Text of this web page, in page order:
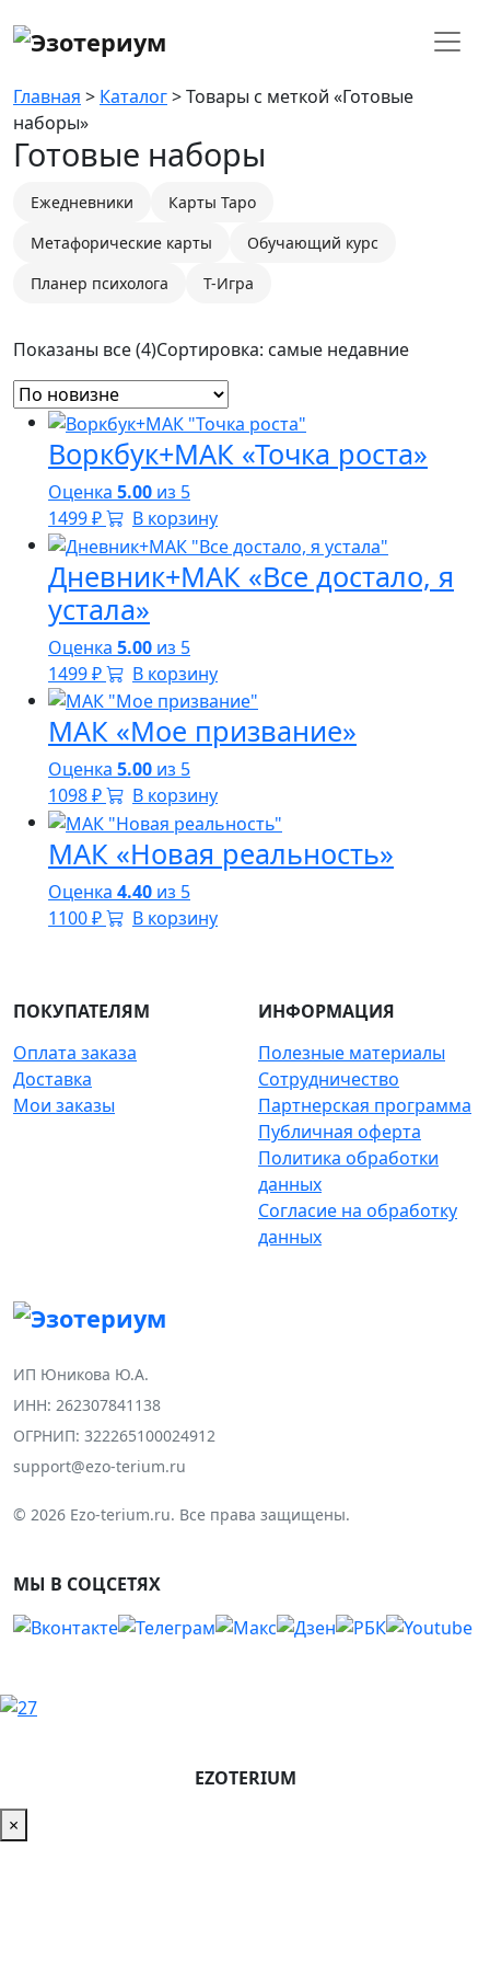
Главная > Каталог> Товары с меткой «Готовые
наборы»
Готовые наборы
Ежедневники
Карты Таро
Метафорические карты
Обучающий курс
Планер психолога
Т-Игра
Показаны все (4)Сортировка: самые недавние
Воркбук+МАК «Точка роста»
Оценка 5.00 из 5
1499₽ В корзину
Дневник+МАК «Все достало, я
устала»
Оценка 5.00 из 5
1499₽ В корзину
МАК «Мое призвание»
Оценка 5.00 из 5
1098₽ В корзину
МАК «Новая реальность»
Оценка 4.40 из 5
1100₽ В корзину
ИП Юникова Ю.А.
ИНН: 262307841138
ОГРНИП: 322265100024912
support@ezo-terium.ru
© 2026 Ezo-terium.ru. Все права защищены.
ПОКУПАТЕЛЯМ
Оплата заказа
Доставка
Мои заказы
ИНФОРМАЦИЯ
Полезные материалы
Сотрудничество
Партнерская программа
Публичная оферта
Политика обработки
данных
Согласие на обработку
данных
МЫ В СОЦСЕТЯХ
EZOTERIUM
×